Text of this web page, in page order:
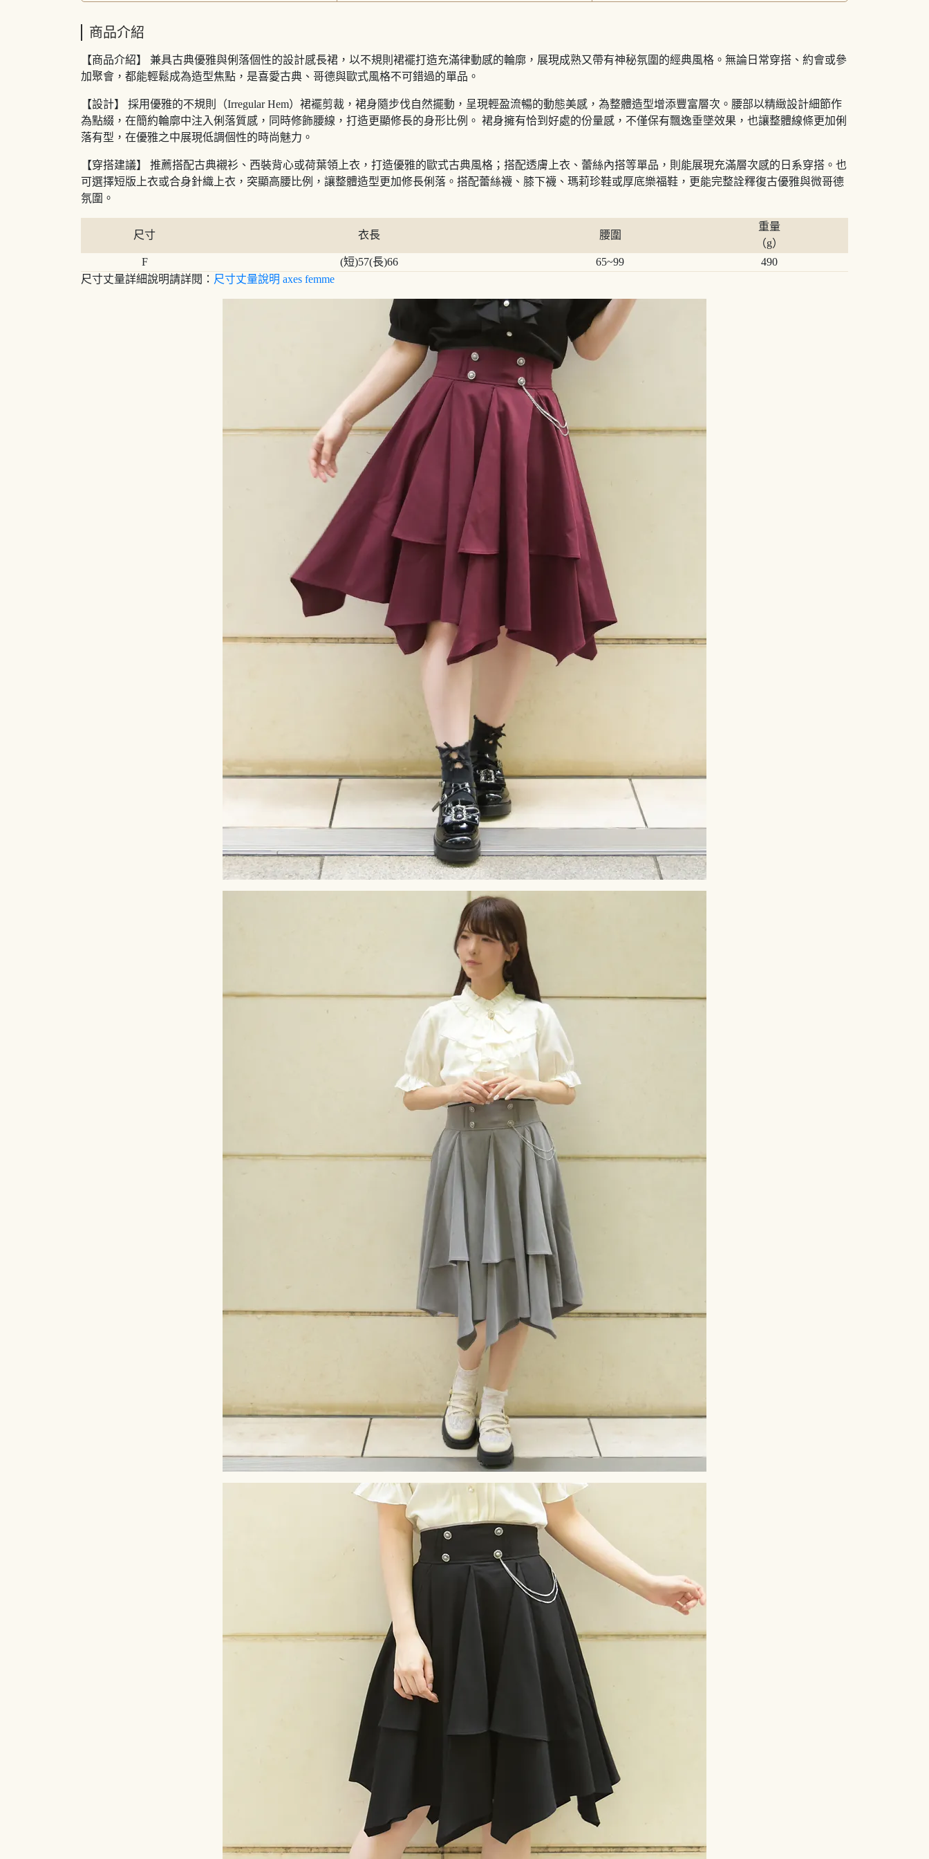
商品介紹
【商品介紹】 兼具古典優雅與俐落個性的設計感長裙，以不規則裙襬打造充滿律動感的輪廓，展現成熟又帶有神秘氛圍的經典風格。無論日常穿搭、約會或參
加聚會，都能輕鬆成為造型焦點，是喜愛古典、哥德與歐式風格不可錯過的單品。
【設計】 採用優雅的不規則（Irregular Hem）裙襬剪裁，裙身隨步伐自然擺動，呈現輕盈流暢的動態美感，為整體造型增添豐富層次。腰部以精緻設計細節作
為點綴，在簡約輪廓中注入俐落質感，同時修飾腰線，打造更顯修長的身形比例。 裙身擁有恰到好處的份量感，不僅保有飄逸垂墜效果，也讓整體線條更加俐
落有型，在優雅之中展現低調個性的時尚魅力。
【穿搭建議】 推薦搭配古典襯衫、西裝背心或荷葉領上衣，打造優雅的歐式古典風格；搭配透膚上衣、蕾絲內搭等單品，則能展現充滿層次感的日系穿搭。也
可選擇短版上衣或合身針織上衣，突顯高腰比例，讓整體造型更加修長俐落。搭配蕾絲襪、膝下襪、瑪莉珍鞋或厚底樂福鞋，更能完整詮釋復古優雅與微哥德
氛圍。
尺寸 衣長 腰圍
重量
（g）
F
(短)57(長)66 65~99
490
尺寸丈量詳細說明請詳閱： 尺寸丈量說明 axes femme